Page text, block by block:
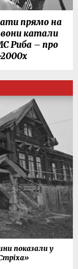
прямо на
катали
Риба – про
показали у